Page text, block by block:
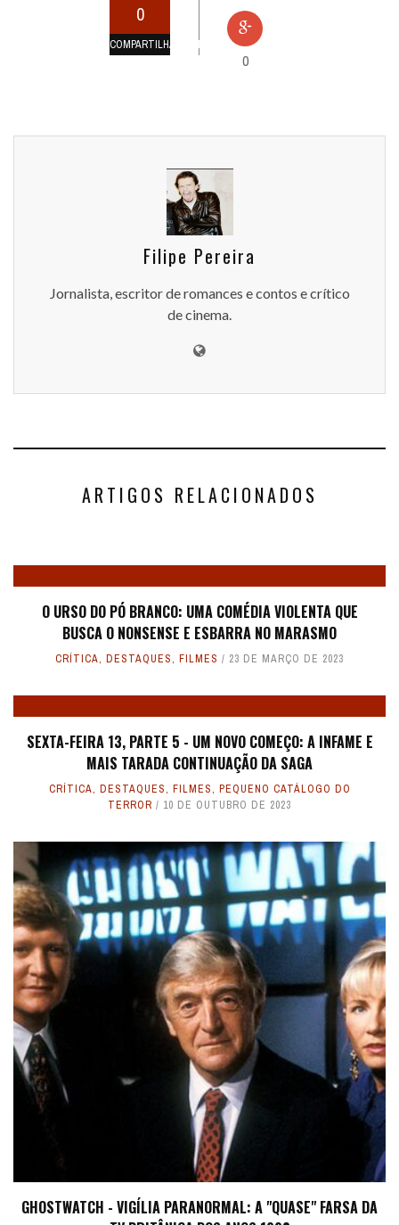
0
COMPARTILHAMENTOS
0
Filipe Pereira
Jornalista, escritor de romances e contos e crítico
de cinema.
ARTIGOS RELACIONADOS
O URSO DO PÓ BRANCO: UMA COMÉDIA VIOLENTA QUE
BUSCA O NONSENSE E ESBARRA NO MARASMO
CRÍTICA, DESTAQUES, FILMES 23 DE MARÇO DE 2023
SEXTA-FEIRA 13, PARTE 5 - UM NOVO COMEÇO: A INFAME E
MAIS TARADA CONTINUAÇÃO DA SAGA
CRÍTICA, DESTAQUES, FILMES, PEQUENO CATÁLOGO DO
TERROR
10 DE OUTUBRO DE 2023
GHOSTWATCH - VIGÍLIA PARANORMAL: A "QUASE" FARSA DA